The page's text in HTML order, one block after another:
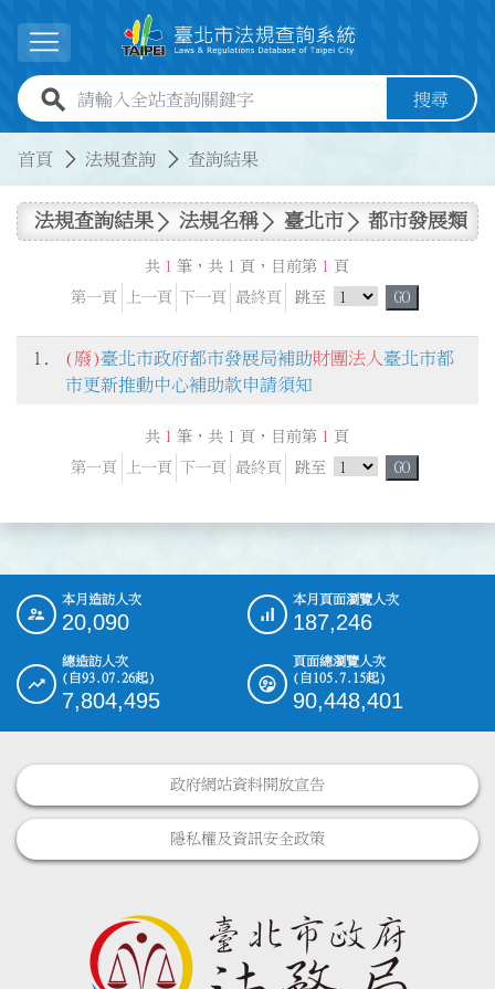
展開選單
全站查詢關鍵字欄位 搜尋
首頁 法規查詢 查詢結果
法規查詢結果 法規名稱 臺北市 都市發展類
共 1 筆，共 1 頁，目前第 1
頁
第一頁
上一頁 下一頁 最終頁 跳至 跳頁選單 GO
1. (廢)臺北市政府都市發展局補助財團法人 臺北市都
市更新推動中心補助款申請須知
共 1 筆，共 1 頁，目前第 1
頁
第一頁
上一頁 下一頁 最終頁 跳至 跳頁選單 GO
::: 本月造訪人次
20,090
本月頁面瀏覽人次
187,246
總造訪人次
(自93.07.26起)
7,804,495
頁面總瀏覽人次
(自105.7.15起)
90,448,401
政府網站資料開放宣告
隱私權及資訊安全政策